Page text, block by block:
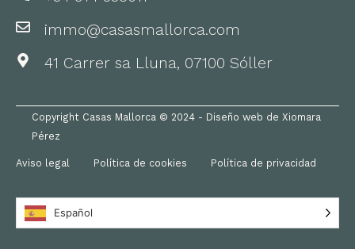
immo@casasmallorca.com
41 Carrer sa Lluna, 07100 Sóller
Copyright Casas Mallorca © 2024 - Diseño web de Xiomara
Pérez
Aviso legal Política de cookies Política de privacidad
Español